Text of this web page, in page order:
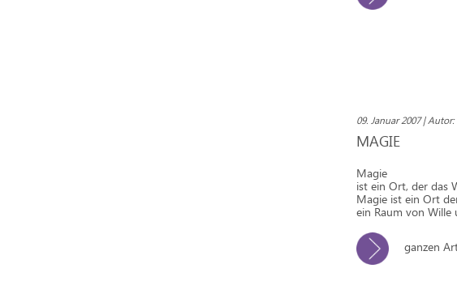
09. Januar 2007 |
MAGIE
Magie
ist ein Ort, der das
Magie ist ein Ort
ein Raum von Wille
ganzen